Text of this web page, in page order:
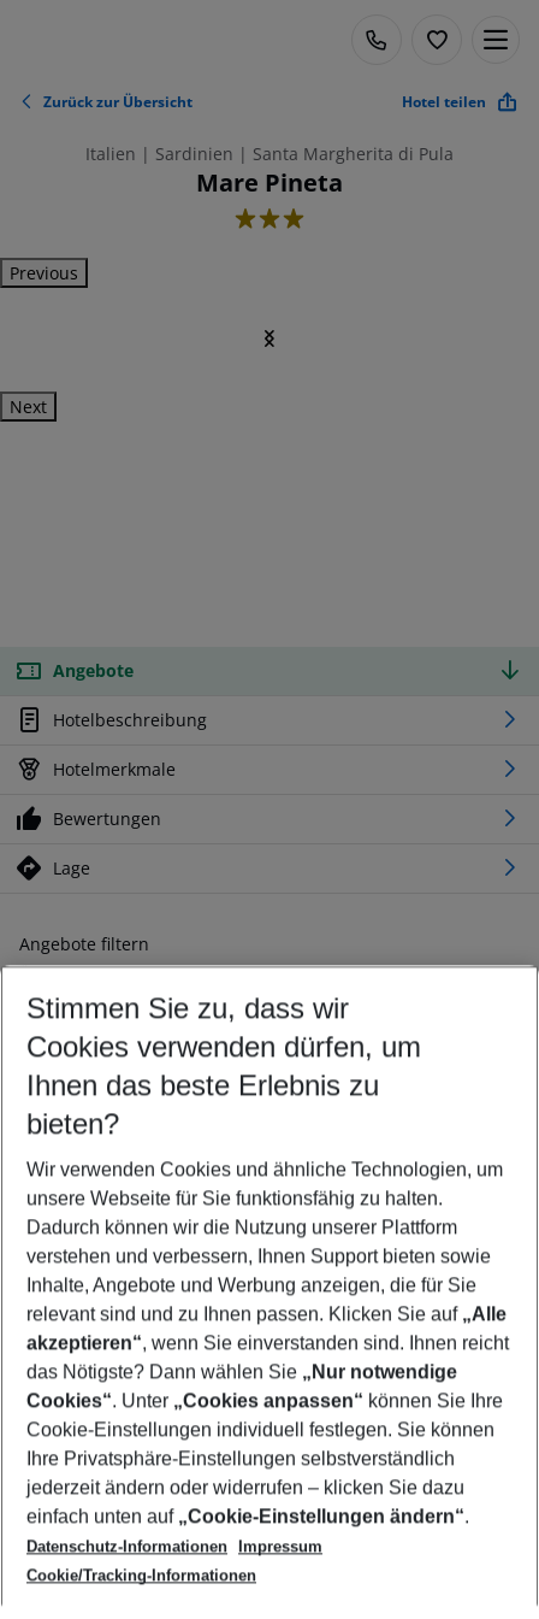
Zurück zur Übersicht Hotel teilen
Italien | Sardinien | Santa Margherita di Pula
Mare Pineta
3
Previous
Next
Angebote
Hotelbeschreibung
Hotelmerkmale
Bewertungen
Lage
Angebote filtern
Ändern Sie Ihre Kriterien nach Ihren Wünschen
Abflughafen wählen
Beliebiger Abflughafen
Reisezeitraum wählen
10.08.26– 08.08.27 5-8 Nächte
2 Erwachsene Keine Kinder
Mehr Filter anzeigen
Footer
Footer navigation
Über uns
AGB
Cookie-Einstellungen ändern
Cookie-Richtlinie
Datenschutz
Service & Hilfe
Barrierefreies Reisen
Check-in
Folgen Sie uns
Stimmen Sie zu, dass wir
Cookies verwenden dürfen, um
Ihnen das beste Erlebnis zu
bieten?
Wir verwenden Cookies und ähnliche Technologien, um
unsere Webseite für Sie funktionsfähig zu halten.
Dadurch können wir die Nutzung unserer Plattform
verstehen und verbessern, Ihnen Support bieten sowie
Inhalte, Angebote und Werbung anzeigen, die für Sie
relevant sind und zu Ihnen passen. Klicken Sie auf „Alle
akzeptieren“, wenn Sie einverstanden sind. Ihnen reicht
das Nötigste? Dann wählen Sie „Nur notwendige
Cookies“. Unter „Cookies anpassen“ können Sie Ihre
Cookie-Einstellungen individuell festlegen. Sie können
Ihre Privatsphäre-Einstellungen selbstverständlich
jederzeit ändern oder widerrufen – klicken Sie dazu
einfach unten auf „Cookie-Einstellungen ändern“.
Datenschutz-Informationen
Impressum
Cookie/Tracking-Informationen